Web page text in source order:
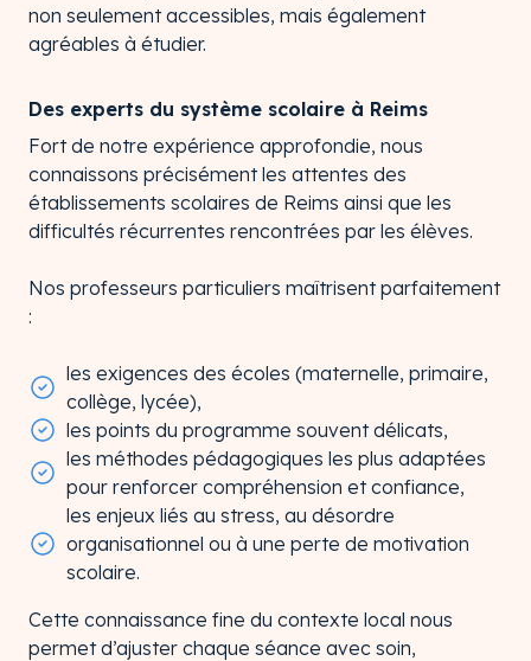
non seulement accessibles, mais également
agréables à étudier.
Des experts du système scolaire à Reims
Fort de notre expérience approfondie, nous
connaissons précisément les attentes des
établissements scolaires de Reims ainsi que les
difficultés récurrentes rencontrées par les élèves.
Nos professeurs particuliers maîtrisent parfaitement
:
les exigences des écoles (maternelle, primaire,
collège, lycée),
les points du programme souvent délicats,
les méthodes pédagogiques les plus adaptées
pour renforcer compréhension et confiance,
les enjeux liés au stress, au désordre
organisationnel ou à une perte de motivation
scolaire.
Cette connaissance fine du contexte local nous
permet d’ajuster chaque séance avec soin,